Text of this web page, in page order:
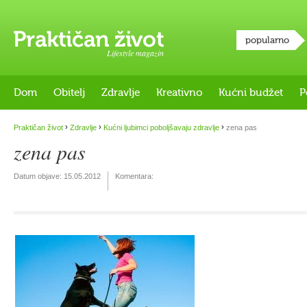
Lifestyle magazin
popularno
Dom Obitelj Zdravlje Kreativno Kućni budžet
Praktičan život › Zdravlje › Kućni ljubimci poboljšavaju zdravlje › zena pas
zena pas
Datum objave: 15.05.2012 Komentara: